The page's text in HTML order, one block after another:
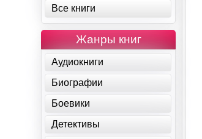
Все книги
Жанры книг
Аудиокниги
Биографии
Боевики
Детективы